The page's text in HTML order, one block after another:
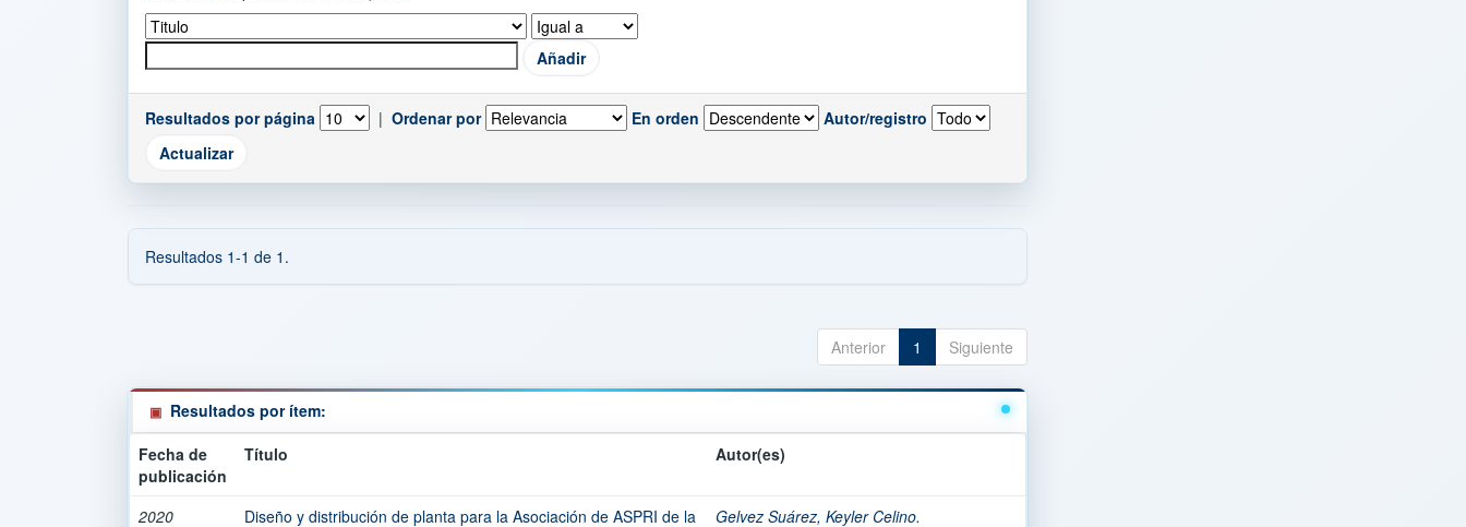
Resultados por página | Ordenar por En orden Autor/registro
Resultados 1-1 de 1.
Anterior 1 Siguiente
Resultados por ítem:
Fecha de
publicación
Título Autor(es)
2020 Diseño y distribución de planta para la Asociación de ASPRI de la Gelvez Suárez, Keyler Celino.